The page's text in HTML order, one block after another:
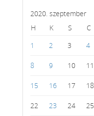
2020. szeptember
H
K S C
1
2 3 4
8 9 10 11
15 16 17 18
22 23 24 25